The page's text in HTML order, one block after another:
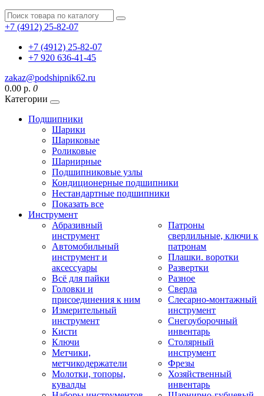
+7 (4912) 25-82-07
+7 (4912) 25-82-07
+7 920 636-41-45
zakaz@podshipnik62.ru
0.00 р. 0
Категории
Подшипники
Шарики
Шариковые
Роликовые
Шарнирные
Подшипниковые узлы
Кондиционерные подшипники
Нестандартные подшипники
Показать все
Инструмент
Абразивный
инструмент
Автомобильный
инструмент и
аксессуары
Всё для пайки
Головки и
присоединения к ним
Измерительный
инструмент
Кисти
Ключи
Метчики,
метчикодержатели
Молотки, топоры,
кувалды
Патроны
сверлильные, ключи к
патронам
Плашки. воротки
Развертки
Разное
Сверла
Слесарно-монтажный
инструмент
Снегоуборочный
инвентарь
Столярный
инструмент
Фрезы
Хозяйственный
инвентарь